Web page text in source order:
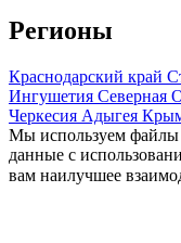
Регионы
Краснодарский край
Ингушетия Северная
Черкесия Адыгея
Мы используем файлы
данные с
вам наилучшее